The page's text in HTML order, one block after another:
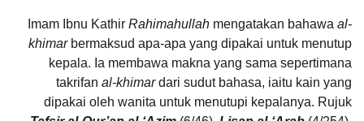
Imam Ibnu Kathir Rahimahullah mengatakan bahawa al-
khimarbermaksud apa-apa yang dipakai untuk menutup
kepala. Ia membawa makna yang sama sepertimana
takrifan al-khimardari sudut bahasa, iaitu kain yang
dipakai oleh wanita untuk menutupi kepalanya. Rujuk